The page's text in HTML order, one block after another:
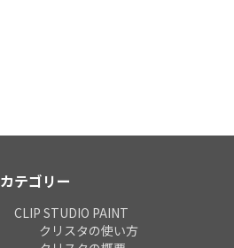
カテゴリー
CLIP STUDIO PAINT
クリスタの使い方